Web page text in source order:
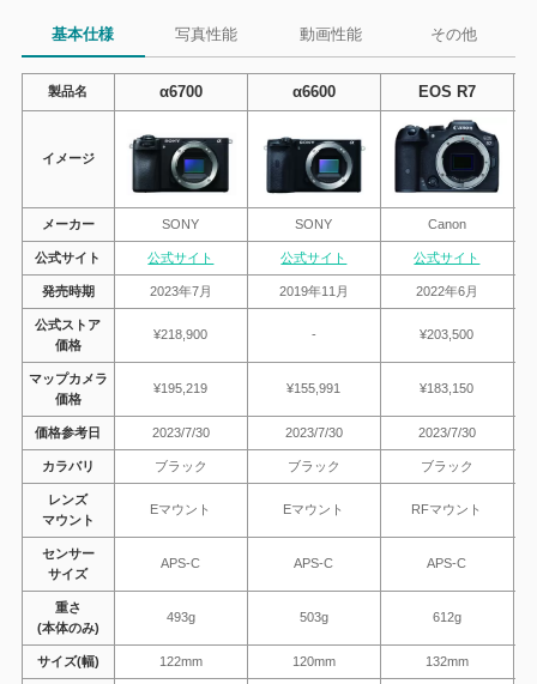
基本仕様 写真性能 動画性能 その他
製品名 α6700 α6600 EOS R7
イメージ
メーカー SONY SONY Canon
公式サイト 公式サイト 公式サイト 公式サイト
発売時期 2023年7月 2019年11月 2022年6月
公式ストア
価格
¥218,900 - ¥203,500
マップカメラ
価格
¥195,219 ¥155,991 ¥183,150
価格参考日 2023/7/30 2023/7/30 2023/7/30
カラバリ ブラック ブラック ブラック
レンズ
マウント
Eマウント Eマウント RFマウント
センサー
サイズ
APS-C APS-C APS-C
重さ
(本体のみ)
493g 503g 612g
サイズ(幅) 122mm 120mm 132mm